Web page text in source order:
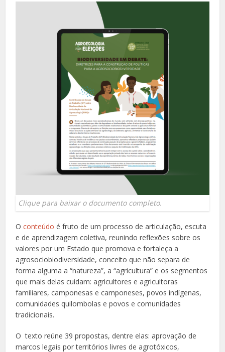
Clique para baixar o documento completo.
Oconteúdoé fruto de um processo de articulação, escuta
e de aprendizagem coletiva, reunindo reflexões sobre os
valores por um Estado que promova e fortaleça a
agrosociobiodiversidade, conceito que não separa de
forma alguma a “natureza”, a “agricultura” e os segmentos
que mais delas cuidam: agricultores e agricultoras
familiares, camponesas e camponeses, povos indígenas,
comunidades quilombolas e povos e comunidades
tradicionais.
O texto reúne 39 propostas, dentre elas: aprovação de
marcos legais por territórios livres de agrotóxicos,